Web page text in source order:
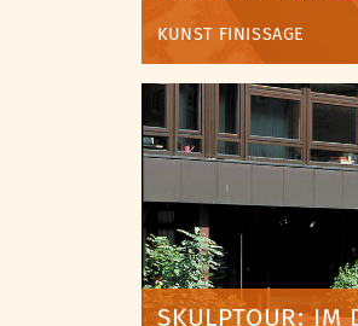
KUNST FINISSAGE
SKULPTOUR: IM